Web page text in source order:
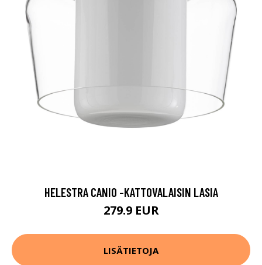
HELESTRA CANIO -KATTOVALAISIN LASIA
279.9 EUR
LISÄTIETOJA